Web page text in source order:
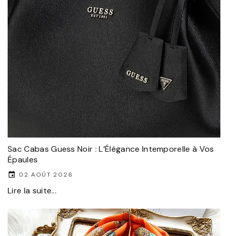
Sac Cabas Guess Noir : L’Élégance Intemporelle à Vos
Épaules
02 AOÛT 2026
Lire la suite...